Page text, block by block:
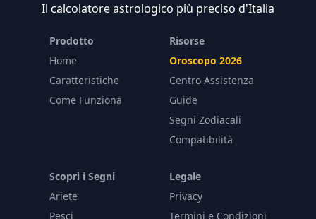
Il calcolatore astrologico più preciso d'Italia
Prodotto
Home
Caratteristiche
Come Funziona
Risorse
Oroscopo 2026
Centro Assistenza
Guide
Segni Zodiacali
Compatibilità
Scopri i Segni
Ariete
Pesci
Legale
Privacy
Termini e Condizioni